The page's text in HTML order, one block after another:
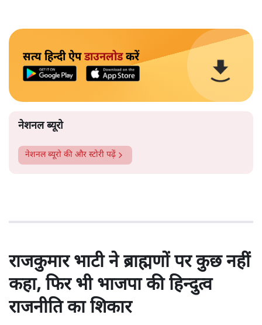
सत्य हिन्दी ऐपडाउनलोडकरें
नेशनल ब्यूरो
नेशनल ब्यूरो की और स्टोरी पढ़ें
राजकुमार भाटी ने ब्राह्मणों पर कुछ नहीं
कहा, फिर भी भाजपा की हिन्दुत्व
राजनीति का शिकार